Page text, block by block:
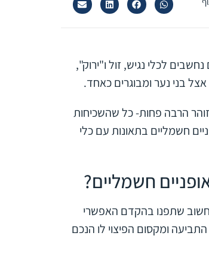
לכלי נגיש, זול ו"ירוק",
בני נער ומבוגרים כאחד.
הרבה פחות- כל שהשכיחות
חשמליים בתאונות עם כלי
חשמליים?
חשוב שתפנו בהקדם האפשרי
ומקסום הפיצוי לו הנכם